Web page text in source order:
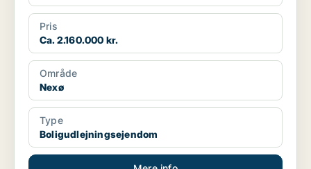
Pris
Ca. 2.160.000 kr.
Område
Nexø
Type
Boligudlejningsejendom